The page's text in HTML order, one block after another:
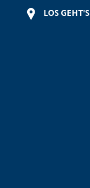
LOS GEHT'S